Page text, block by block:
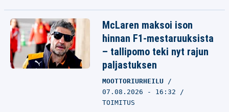
McLaren maksoi ison
hinnan F1-mestaruuksista
– tallipomo teki nyt rajun
paljastuksen
MOOTTORIURHEILU
07.08.2026 - 16:32
TOIMITUS